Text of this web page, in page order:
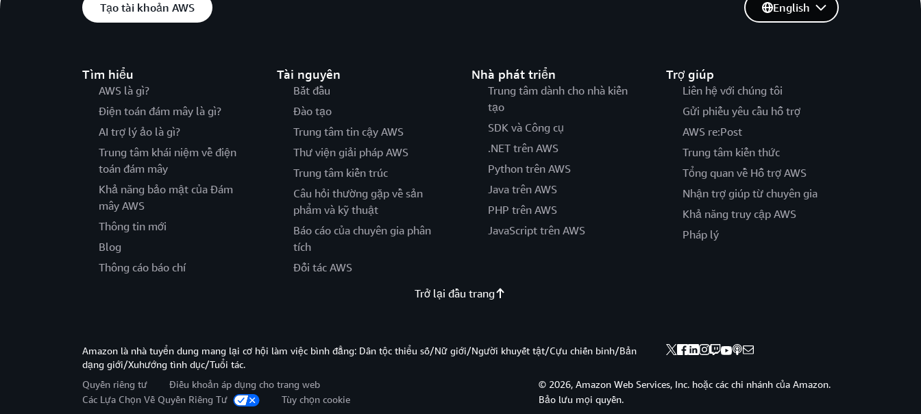
Tạo tài khoản AWS
Tìm hiểu
AWS là gì?
Điện toán đám mây là gì?
AI trợ lý ảo là gì?
Trung tâm khái niệm về điện
toán đám mây
Khả năng bảo mật của Đám
mây AWS
Thông tin mới
Blog
Thông cáo báo chí
Tài nguyên
Bắt đầu
Đào tạo
Trung tâm tin cậy AWS
Thư viện giải pháp AWS
Trung tâm kiến trúc
Câu hỏi thường gặp về sản
phẩm và kỹ thuật
Báo cáo của chuyên gia phân
tích
Đối tác AWS
Nhà phát triển
Trung tâm dành cho nhà kiến
tạo
SDK và Công cụ
.NET trên AWS
Python trên AWS
Java trên AWS
PHP trên AWS
JavaScript trên AWS
Trợ giúp
Liên hệ với chúng tôi
Gửi phiếu yêu cầu hỗ trợ
AWS re:Post
Trung tâm kiến thức
Tổng quan về Hỗ trợ AWS
Nhận trợ giúp từ chuyên gia
Khả năng truy cập AWS
Pháp lý
English
Trở lại đầu trang
Amazon là nhà tuyển dung mang lại cơ hội làm việc bình đẳng: Dân tộc thiểu số/Nữ giới/Người khuyết tật/Cựu chiến binh/Bản
dạng giới/Xuhướng tình dục/Tuổi tác.
Quyền riêng tư
Điều khoản áp dụng cho trang web
Các Lựa Chọn Về Quyền Riêng Tư
Tùy chọn cookie
© 2026, Amazon Web Services, Inc. hoặc các chi nhánh của Amazon.
Bảo lưu mọi quyền.